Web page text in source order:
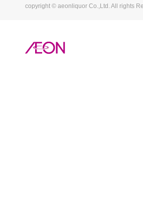
copyright © aeonliquor Co.,Ltd. All rights